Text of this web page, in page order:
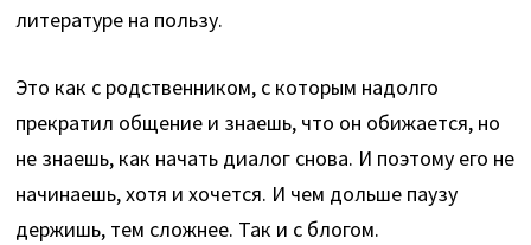
литературе на пользу.
Это как с родственником, с которым надолго
прекратил общение и знаешь, что он обижается, но
не знаешь, как начать диалог снова. И поэтому его не
начинаешь, хотя и хочется. И чем дольше паузу
держишь, тем сложнее. Так и с блогом.